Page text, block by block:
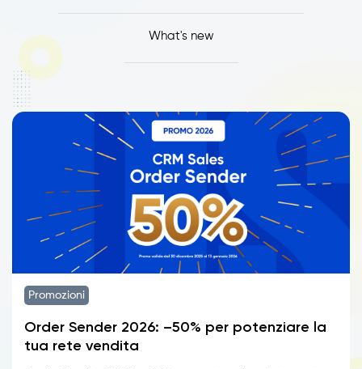
What's new
Promozioni
Order Sender 2026: –50% per potenziare la
tua rete vendita